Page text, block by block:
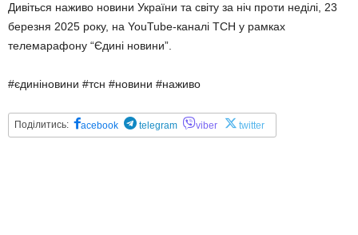
Дивіться наживо новини України та світу за ніч проти неділі, 23
березня 2025 року, на YouTube-каналі ТСН у рамках
телемарафону “Єдині новини”.
#єдиніновини #тсн #новини #наживо
Поділитись: acebook telegram viber twitter